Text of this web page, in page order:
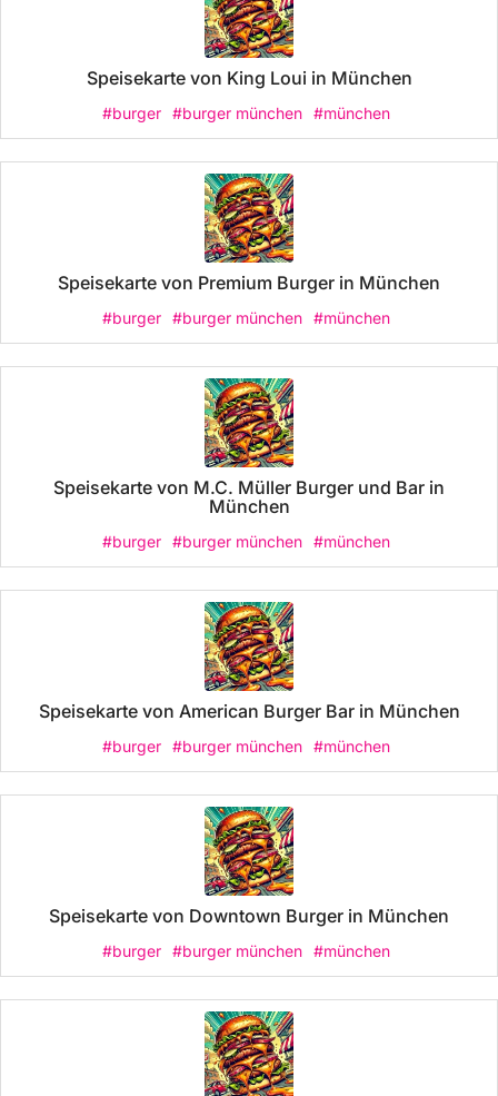
Speisekarte von King Loui in München
#burger #burger münchen #münchen
Speisekarte von Premium Burger in München
#burger #burger münchen #münchen
Speisekarte von M.C. Müller Burger und Bar in
München
#burger #burger münchen #münchen
Speisekarte von American Burger Bar in München
#burger #burger münchen #münchen
Speisekarte von Downtown Burger in München
#burger #burger münchen #münchen